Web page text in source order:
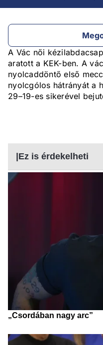
A Vác női
aratott a KEK-ben. A
nyolcaddöntő első
nyolcgólos hátrányát a
29–19-es sikerével